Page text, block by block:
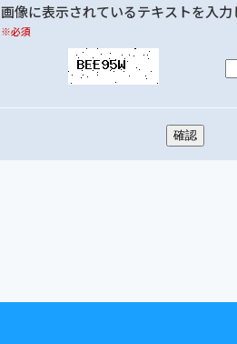
画像に表示されているテキストを入力
※必須